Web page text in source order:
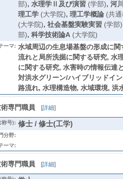
部), 水理学Ⅱ及び演習(学部), 河
理工学(大学院), 理工学概論(共通
(大学院), 社会基盤実験実習(学部)
部), 科学技術論A(大学院)
ーマ: 水域周辺の生息場基盤の形成に
流れと局所洗掘に関する研究, 水
に関する研究, 水害時の情報伝達
対洪水グリーン/ハイブリッドイ
路流れ, 水理構造物, 水域環境, 洪
専門職員 [詳細]
称号): 修士 / 修士(工学)
分野:
ーマ:
専門職員 [詳細]